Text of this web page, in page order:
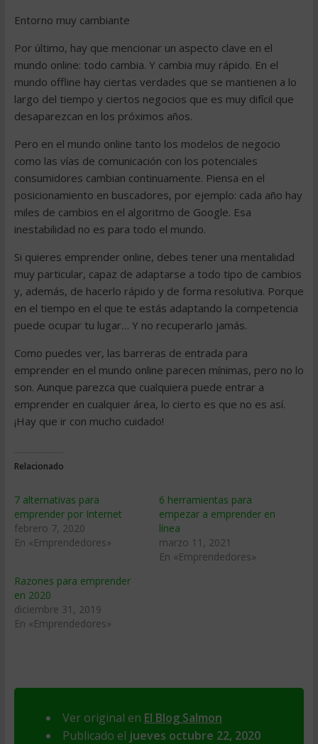
Entorno muy cambiante
Por último, hay que mencionar un aspecto clave en el
mundo online: todo cambia. Y cambia muy rápido. En el
mundo offline hay ciertas verdades que se mantienen a lo
largo del tiempo y ciertos negocios que es muy difícil que
desaparezcan en los próximos años.
Pero en el mundo online tanto los modelos de negocio
como las vías de comunicación con los potenciales
consumidores cambian continuamente. Piensa en el
posicionamiento en buscadores, por ejemplo: cada año hay
miles de cambios en el algoritmo de Google. Esa
inestabilidad no es para todo el mundo.
Si quieres emprender online, debes tener una mentalidad
muy particular, capaz de adaptarse a todo tipo de cambios
y, además, de hacerlo rápido y de forma resolutiva. Porque
en el tiempo en el que te estás adaptando la competencia
puede ocupar tu lugar… Y no recuperarlo jamás.
Como puedes ver, las barreras de entrada para
emprender en el mundo online parecen mínimas, pero no lo
son. Aunque parezca que cualquiera puede entrar a
emprender en cualquier área, lo cierto es que no es así.
¡Hay que ir con mucho cuidado!
Relacionado
7 alternativas para
emprender por Internet
febrero 7, 2020
En «Emprendedores»
6 herramientas para
empezar a emprender en
línea
marzo 11, 2021
En «Emprendedores»
Razones para emprender
en 2020
diciembre 31, 2019
En «Emprendedores»
Ver original en El Blog Salmon
Publicado el jueves octubre 22, 2020